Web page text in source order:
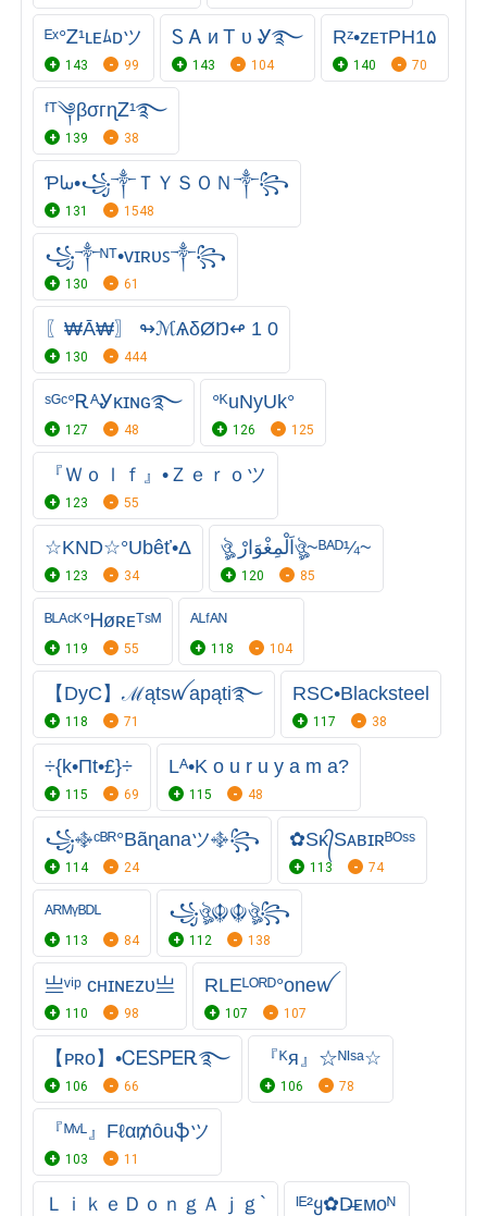
ᴱˣ°Ꮓ¹ʟᴇﾑᴅツ
143 99
Ꮪ Ꭺ ᴎ Ꭲ υ Ꮍ࿐⁩
143 104
Rᶻ•ᴢᴇᴛPH1۵
140 70
ᶠᵀ༆βσгɳᏃ¹࿐
139 38
Ƥᘈ•꧁༒ＴＹＳＯＮ༒꧂
131 1548
꧁༒ᴺᵀ•ᴠɪʀᴜꜱ༒꧂
130 61
〖₩Ā₩〗 ↬ℳѦδØŊ↫ 1 0
130 444
ˢᴳᶜ°ᎡᴬᎽκɪɴɢ࿐
127 48
°ᴷuNyUk°
126 125
『Ｗｏｌｆ』•Ｚｅｒｏツ
123 55
☆KND☆°Ubêť•Δ
123 34
ঔৣ اَلْمِغْوَارْঔৣ~ᴮᴬᴰ¼~
120 85
ᴮᴸᴬᶜᴷ°Ꮋøʀᴇᵀˢᴹ
119 55
ᴬᴸᶠᴬᴺ
118 104
【DyC】ℳątsꪝapąti࿐⁩
118 71
RSC•Blacksteel
117 38
÷{k•Πt•£}÷
115 69
Lᴬ•K o u r u y a m a?
115 48
꧁࿇ᶜᴮᴿ°Bãɳanaツ࿇꧂
114 24
✿Sᴋ᭄Sᴀʙɪʀᴮᴼˢˢ
113 74
ᴬᴿᴹᵞᴮᴰᴸ
113 84
꧁ঔৣ☬☬ঔৣ꧂
112 138
亗ᵛⁱᵖ ᴄʜɪɴᴇᴢᴜ亗
110 98
RLEᴸᴼᴿᴰ°oneꪝ
107 107
【ᴘʀᴏ】•ᏟᎬᏚᏢᎬᎡ࿐
106 66
『ᴷя』☆ᴺᴵˢᵃ☆
106 78
『ᴹᵛᴸ』Fℓα₥ȏuֆツ
103 11
ＬｉｋｅＤｏｎｇＡｊｇ` ᴵᴱ²ყ✿D̶ᴇᴍᴏᴺ